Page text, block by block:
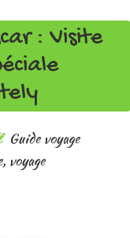
: Visite
Guide voyage
, voyage